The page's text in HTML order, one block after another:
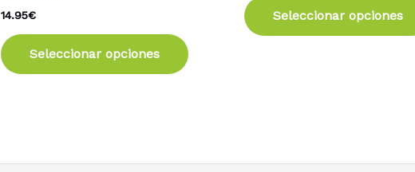
14.95€
Seleccionar opciones
en
Seleccionar opciones